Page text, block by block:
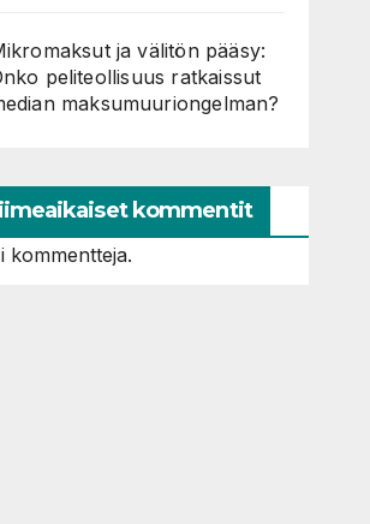
ja välitön pääsy:
peliteollisuus ratkaissut
maksumuuriongelman?
kommentit
kommentteja.